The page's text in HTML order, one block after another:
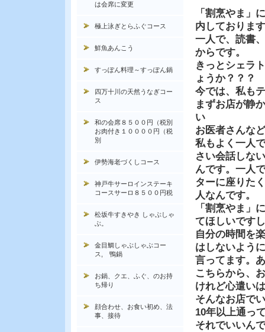
「割烹やま」
内しておりま
一人で、読書
からです。
きっとシェラ
ょうか？？？
今では、私も
まずお店が静
い
お医者さんな
私もよく一人
さい会話しない
んです。一人
ターに座りた
人なんです。
「割烹やま」
てほしいですし
自分の時間を
はしないように
言ってます。
こちらから、
けれど心遣い
そんなお店で
10年以上通っ
それでいいん
は会席に変更
極上泳ぎとらふぐコース
鮮魚あんこう
すっぽん料理～すっぽん鍋
四万十川の天然うなぎコー
ス
和の会席８５００円（税別
お肉付き１００００円（税
別
伊勢海老づくしコース
神戸牛サーロインステーキ
コースサーロ８５００円税
松坂牛すきやき しゃぶしゃ
ぶ。
金目鯛しゃぶしゃぶコー
ス, 鴨鍋
お鍋、クエ、ふぐ、のお持
ち帰り
顔合わせ、お食い初め、法
事、接待